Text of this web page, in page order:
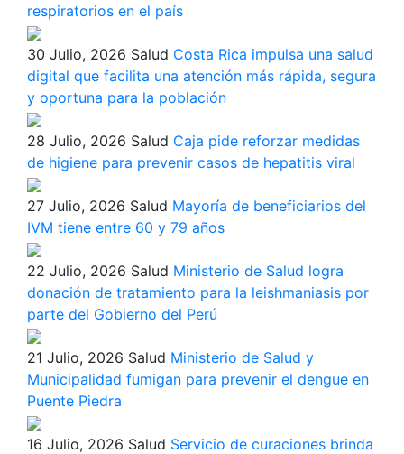
respiratorios en el país
30 Julio, 2026 Salud Costa Rica impulsa una salud
digital que facilita una atención más rápida, segura
y oportuna para la población
28 Julio, 2026 Salud Caja pide reforzar medidas
de higiene para prevenir casos de hepatitis viral
27 Julio, 2026 Salud Mayoría de beneficiarios del
IVM tiene entre 60 y 79 años
22 Julio, 2026 Salud Ministerio de Salud logra
donación de tratamiento para la leishmaniasis por
parte del Gobierno del Perú
21 Julio, 2026 Salud Ministerio de Salud y
Municipalidad fumigan para prevenir el dengue en
Puente Piedra
16 Julio, 2026 Salud Servicio de curaciones brinda